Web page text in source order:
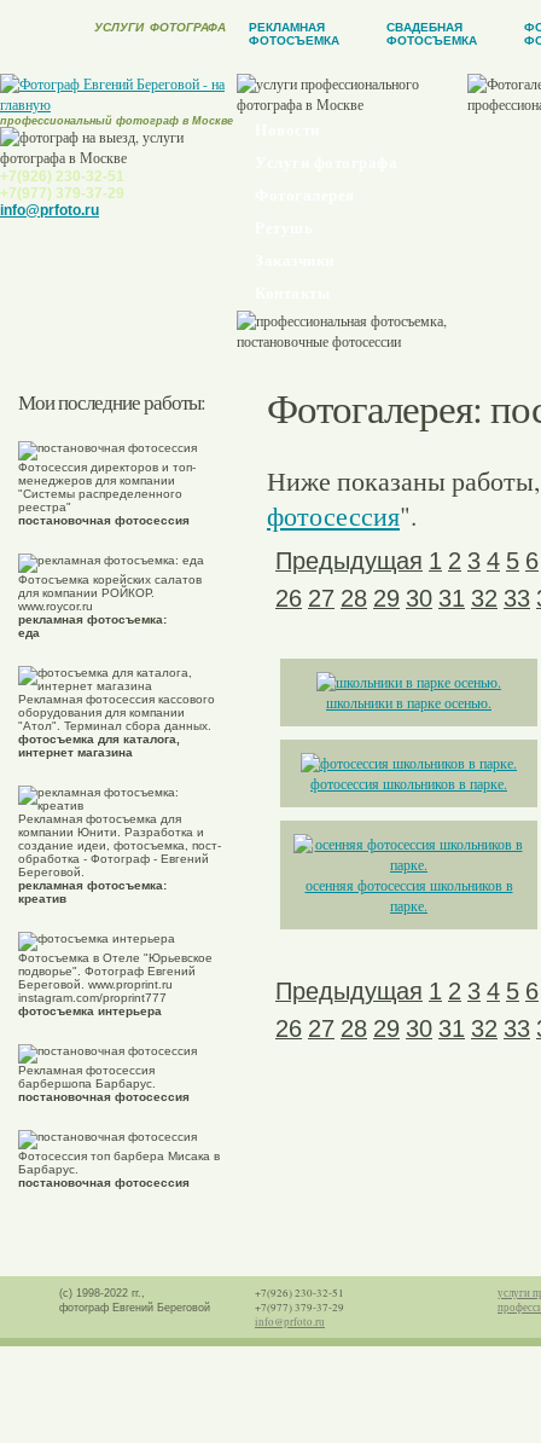
УСЛУГИ ФОТОГРАФА
РЕКЛАМНАЯ
ФОТОСЪЕМКА
СВАДЕБНАЯ
ФОТОСЪЕМКА
профессиональный фотограф в Москве
+7(926) 230-32-51
+7(977) 379-37-29
info@prfoto.ru
Мои последние работы:
Фотосессия директоров и топ-
менеджеров для компании
"Системы распределенного
реестра"
постановочная фотосессия
Фотосъемка корейских салатов
для компании РОЙКОР.
www.roycor.ru
рекламная фотосъемка:
еда
Рекламная фотосессия кассового
оборудования для компании
"Атол". Терминал сбора данных.
фотосъемка для каталога,
интернет магазина
Рекламная фотосъемка для
компании Юнити. Разработка и
создание идеи, фотосъемка, пост-
обработка - Фотограф - Евгений
Береговой.
рекламная фотосъемка:
креатив
Фотосъемка в Отеле "Юрьевское
подворье". Фотограф Евгений
Береговой. www.proprint.ru
instagram.com/proprint777
фотосъемка интерьера
Рекламная фотосессия
барбершопа Барбарус.
постановочная фотосессия
Фотосессия топ барбера Мисака в
Барбарус.
постановочная фотосессия
Фотогалерея:
Ниже показаны
фотосессия".
Предыдущая 1 2 3 4 5 6
26 27 28 29 30 31 32 33
школьники в парке осенью.
фотосессия школьников в парке.
осенняя фотосессия школьников в
парке.
Предыдущая 1 2 3 4 5 6
26 27 28 29 30 31 32 33
(с) 1998-2022 гг.,
фотограф Евгений Береговой
+7(926) 230-32-51
+7(977) 379-37-29
info@prfoto.ru
услуги